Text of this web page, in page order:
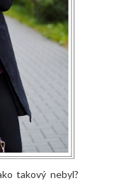
takový nebyl?